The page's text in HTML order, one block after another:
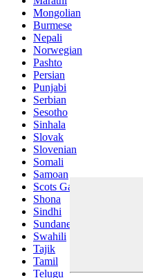
Mongolian
Burmese
Nepali
Norwegian
Pashto
Persian
Punjabi
Serbian
Sesotho
Sinhala
Slovak
Slovenian
Somali
Samoan
Scots Gaelic
Shona
Sindhi
Sundanese
Swahili
Tajik
Tamil
Telugu